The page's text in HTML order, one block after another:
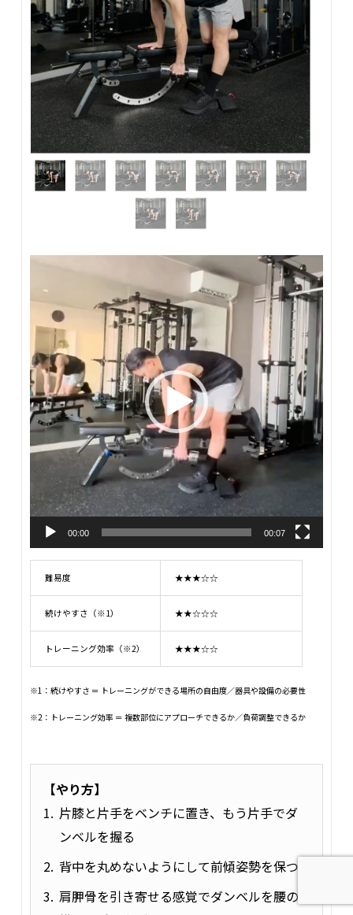
ー
00:00 00:07
難易度 ★★★☆☆
続けやすさ（※1） ★★☆☆☆
トレーニング効率（※2） ★★★☆☆
※1：続けやすさ ＝ トレーニングができる場所の自由度／器具や設備の必要性
※2：トレーニング効率 ＝ 複数部位にアプローチできるか／負荷調整できるか
【やり方】
片膝と片手をベンチに置き、もう片手でダ
ンベルを握る
背中を丸めないようにして前傾姿勢を保つ
肩胛骨を引き寄せる感覚でダンベルを腰の